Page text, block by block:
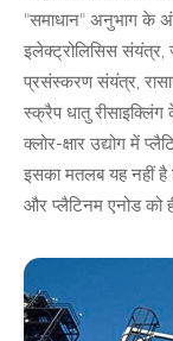
"समाधान" अनुभाग के
इलेक्ट्रोलिसिस संयंत्र,
प्रसंस्करण संयंत्र,
स्क्रैप धातु रीसाइक्लिंग
क्लोर-क्षार उद्योग में
इसका मतलब यह नहीं है
और प्लैटिनम एनोड को